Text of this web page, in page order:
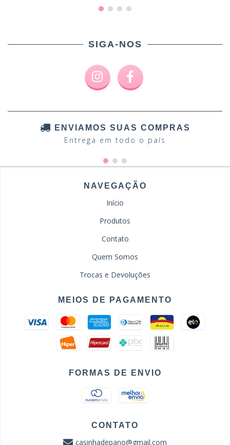
SIGA-NOS
ENVIAMOS SUAS COMPRAS
Entrega em todo o país
NAVEGAÇÃO
Início
Produtos
Contato
Quem Somos
Trocas e Devoluções
MEIOS DE PAGAMENTO
FORMAS DE ENVIO
CONTATO
casinhadepano@gmail.com